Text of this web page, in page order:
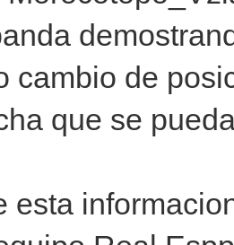
cambio de
que se
esta